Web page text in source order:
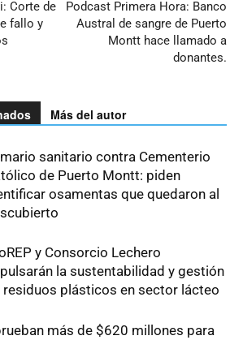
Corte de
fallo y
Podcast Primera Hora: Banco
Austral de sangre de Puerto
Montt hace llamado a
donantes.
Más del autor
sanitario contra Cementerio
de Puerto Montt: piden
osamentas que quedaron al
y Consorcio Lechero
la sustentabilidad y gestión
residuos plásticos en sector lácteo
más de $620 millones para